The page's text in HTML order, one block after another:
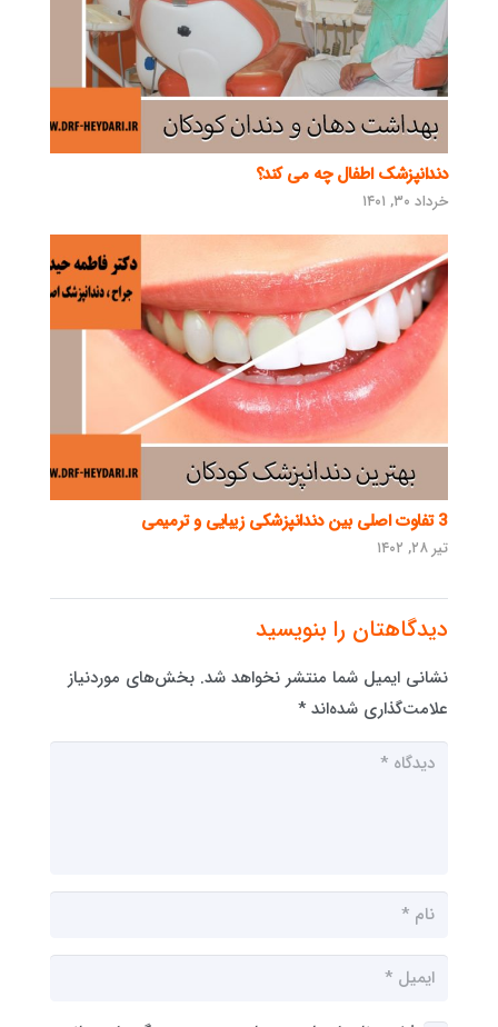
دندانپزشک اطفال چه می کند؟
خرداد ۳۰, ۱۴۰۱
3 تفاوت اصلی بین دندانپزشکی زیبایی و ترمیمی
تیر ۲۸, ۱۴۰۲
دیدگاهتان را بنویسید
نشانی ایمیل شما منتشر نخواهد شد. بخش‌های موردنیاز
علامت‌گذاری شده‌اند *